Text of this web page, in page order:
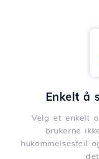
Enkelt å
Velg et enkelt
brukerne
hukommelsesfeil